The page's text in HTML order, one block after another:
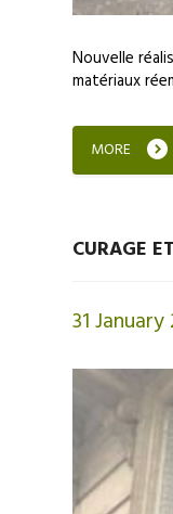
Nouvelle
matériaux
MORE
CURAGE
31